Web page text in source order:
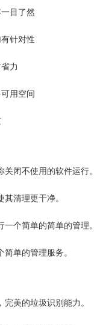
目了然
针对性
力
用空间
闭不使用的软件运行。
清理更干净。
个简单的简单的管理。
单的管理服务。
美的垃圾识别能力。